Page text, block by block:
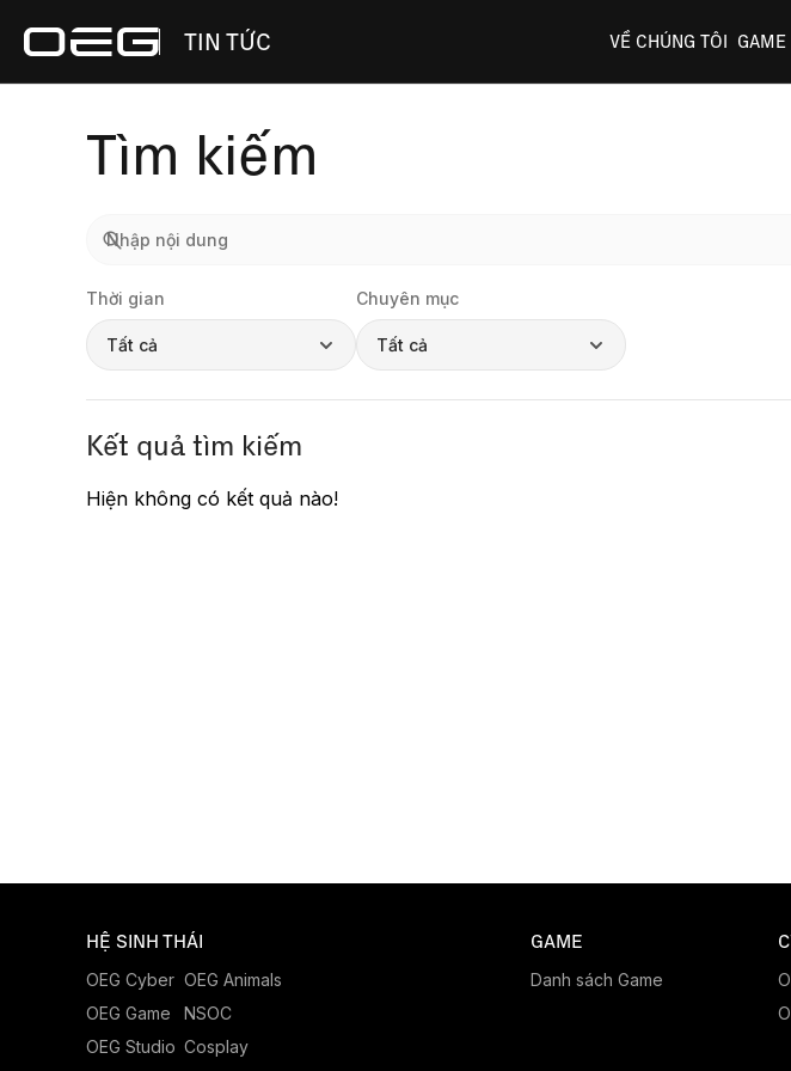
TIN TỨC VỀ CHÚNG TÔI GAME
Tìm kiếm
Thời gian
Tất cả
Chuyên mục
Tất cả
Kết quả tìm kiếm
Hiện không có kết quả nào!
HỆ SINH THÁI
OEG Cyber
OEG Game
OEG Studio
OEG Animals
NSOC
Cosplay
GAME
Danh sách Game